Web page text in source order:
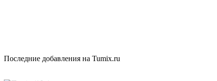
Последние добавления на Tumix.ru